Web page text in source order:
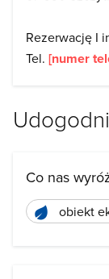
Rezerwację I
Tel. [numer
Co nas
obiekt